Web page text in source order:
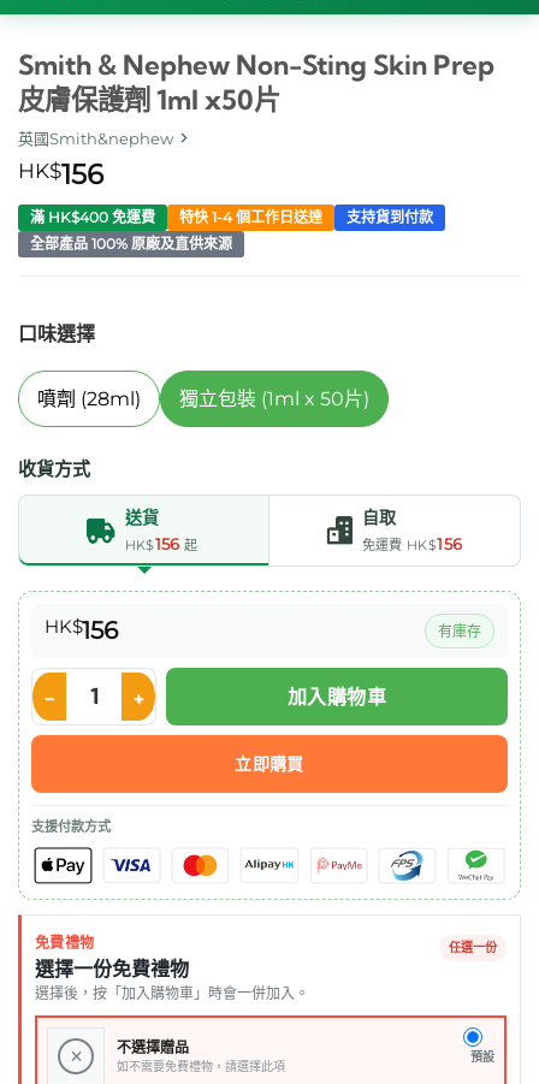
Smith & Nephew Non-Sting Skin Prep
皮膚保護劑 1ml x50片
英國Smith&nephew
HK$156
滿 HK$400 免運費 特快 1-4 個工作日送達
支持貨到付款
全部產品 100% 原廠及直供來源
口味選擇
噴劑 (28ml) 獨立包裝 (1ml x 50片)
收貨方式
送貨
HK$156 起
自取
免運費 HK$156
HK$156 有庫存
Smith & Nephew Non-Sting Skin Prep 皮膚保護劑 1ml x50片
加入購物車
立即購買
支援付款方式
免費禮物
選擇一份免費禮物
選擇後，按「加入購物車」時會一併加入。
任選一份
× 不選擇贈品
如不需要免費禮物，請選擇此項
預設